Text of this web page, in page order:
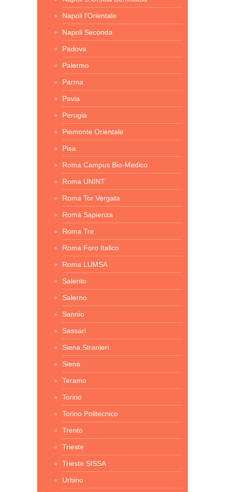
Napoli l'Orientale
Napoli Seconda
Padova
Palermo
Parma
Pavia
Perugia
Piemonte Orientale
Pisa
Roma Campus Bio-Medico
Roma UNINT
Roma Tor Vergata
Roma Sapienza
Roma Tre
Roma Foro Italico
Roma LUMSA
Salento
Salerno
Sannio
Sassari
Siena Stranieri
Siena
Teramo
Torino
Torino Politecnico
Trento
Trieste
Trieste SISSA
Urbino